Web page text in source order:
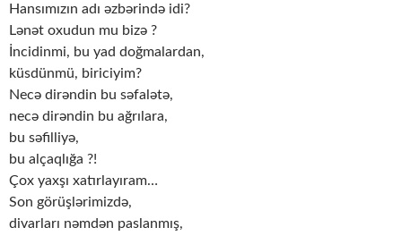
Hansımızın adı əzbərində idi?
Lənət oxudun mu bizə ?
İncidinmi, bu yad doğmalardan,
küsdünmü, biriciyim?
Necə dirəndin bu səfalətə,
necə dirəndin bu ağrılara,
bu səfilliyə,
bu alçaqlığa ?!
Çox yaxşı xatırlayıram…
Son görüşlərimizdə,
divarları nəmdən paslanmış,